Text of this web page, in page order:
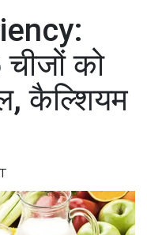
को
कैल्शियम